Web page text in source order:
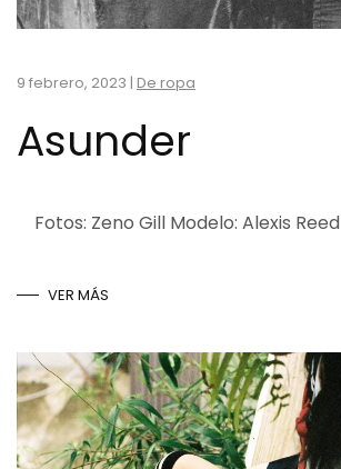
9 febrero, 2023 | De ropa
Asunder
Fotos: Zeno Gill Modelo: Alexis Reed
VER MÁS